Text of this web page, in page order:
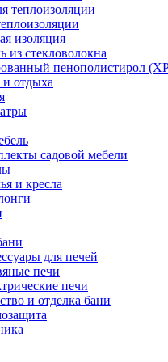
теплоизоляции
изоляция
из стекловолокна
пенополистирол
и отдыха
садовой мебели
и кресла
для печей
печи
печи
и отделка бани